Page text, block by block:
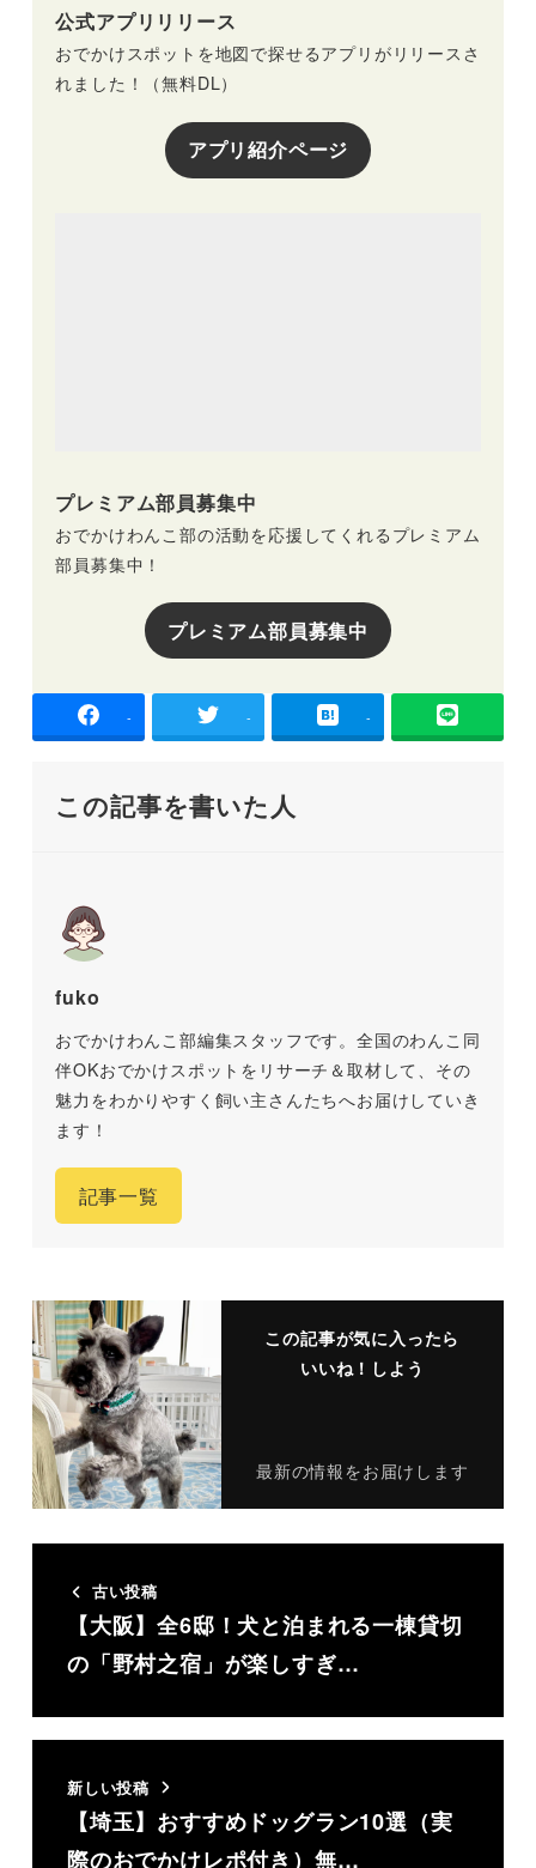
公式アプリリリース
おでかけスポットを地図で探せるアプリがリリースさ
れました！（無料DL）
アプリ紹介ページ
プレミアム部員募集中
おでかけわんこ部の活動を応援してくれるプレミアム
部員募集中！
プレミアム部員募集中
- - -
この記事を書いた人
fuko
おでかけわんこ部編集スタッフです。全国のわんこ同
伴OKおでかけスポットをリサーチ＆取材して、その
魅力をわかりやすく飼い主さんたちへお届けしていき
ます！
記事一覧
この記事が気に入ったら
いいね！しよう
最新の情報をお届けします
古い投稿
【大阪】全6邸！犬と泊まれる一棟貸切
の「野村之宿」が楽しすぎ…
新しい投稿
【埼玉】おすすめドッグラン10選（実
際のおでかけレポ付き）無…